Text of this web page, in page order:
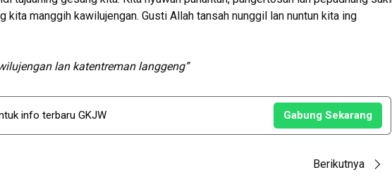
kita manggih kawilujengan. Gusti Allah tansah nunggil lan nuntun kita ing
lan katentreman langgeng”
info terbaru GKJW Gabung Sekarang
Berikutnya